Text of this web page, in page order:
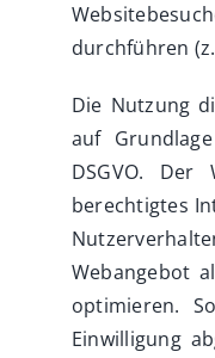
durchführen (z.
Die Nutzung
auf
DSGVO. Der
berechtigtes
Webangebot
optimieren.
Einwilligung